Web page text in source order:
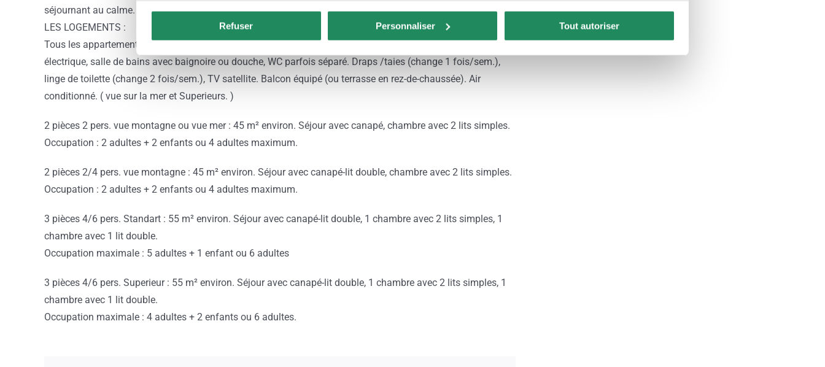
Refuser Personnaliser Tout autoriser
séjournant au calme.
LES LOGEMENTS :
Tous les appartements disposent d’une kitchenette équipée : 4 feux à gaz, réfrigérateur, micro-onde, cafetière
électrique, salle de bains avec baignoire ou douche, WC parfois séparé. Draps /taies (change 1 fois/sem.),
linge de toilette (change 2 fois/sem.), TV satellite. Balcon équipé (ou terrasse en rez-de-chaussée). Air
conditionné. ( vue sur la mer et Superieurs. )
2 pièces 2 pers. vue montagne ou vue mer : 45 m² environ. Séjour avec canapé, chambre avec 2 lits simples.
Occupation : 2 adultes + 2 enfants ou 4 adultes maximum.
2 pièces 2/4 pers. vue montagne : 45 m² environ. Séjour avec canapé-lit double, chambre avec 2 lits simples.
Occupation : 2 adultes + 2 enfants ou 4 adultes maximum.
3 pièces 4/6 pers. Standart : 55 m² environ. Séjour avec canapé-lit double, 1 chambre avec 2 lits simples, 1
chambre avec 1 lit double.
Occupation maximale : 5 adultes + 1 enfant ou 6 adultes
3 pièces 4/6 pers. Superieur : 55 m² environ. Séjour avec canapé-lit double, 1 chambre avec 2 lits simples, 1
chambre avec 1 lit double.
Occupation maximale : 4 adultes + 2 enfants ou 6 adultes.